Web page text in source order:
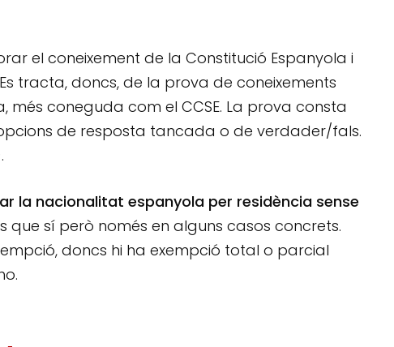
el coneixement de la Constitució Espanyola i
tracta, doncs, de la prova de coneixements
més coneguda com el CCSE. La prova consta
de resposta tancada o de verdader/fals.
la nacionalitat espanyola per residència sense
que sí però només en alguns casos concrets.
doncs hi ha exempció total o parcial